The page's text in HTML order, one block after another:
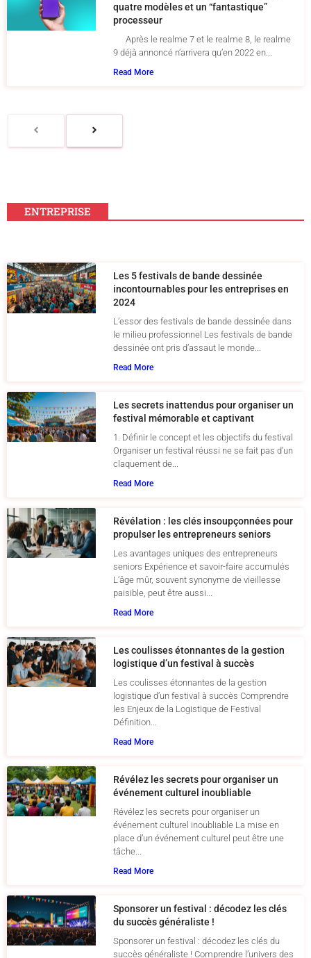
quatre modèles et un “fantastique”
processeur
Après le realme 7 et le realme 8, le realme
9 déjà annoncé n’arrivera qu’en 2022 en...
Read More
ENTREPRISE
Les 5 festivals de bande dessinée
incontournables pour les entreprises en
2024
L’essor des festivals de bande dessinée dans
le milieu professionnel Les festivals de bande
dessinée ont pris d’assaut le monde...
Read More
Les secrets inattendus pour organiser un
festival mémorable et captivant
1. Définir le concept et les objectifs du festival
Organiser un festival réussi ne se fait pas d’un
claquement de...
Read More
Révélation : les clés insoupçonnées pour
propulser les entrepreneurs seniors
Les avantages uniques des entrepreneurs
seniors Expérience et savoir-faire accumulés
L’âge mûr, souvent synonyme de vieillesse
paisible, peut être aussi...
Read More
Les coulisses étonnantes de la gestion
logistique d’un festival à succès
Les coulisses étonnantes de la gestion
logistique d’un festival à succès Comprendre
les Enjeux de la Logistique de Festival
Définition...
Read More
Révélez les secrets pour organiser un
événement culturel inoubliable
Révélez les secrets pour organiser un
événement culturel inoubliable La mise en
place d’un événement culturel peut être une
tâche...
Read More
Sponsorer un festival : décodez les clés
du succès généraliste !
Sponsorer un festival : décodez les clés du
succès généraliste ! Comprendre l’univers des